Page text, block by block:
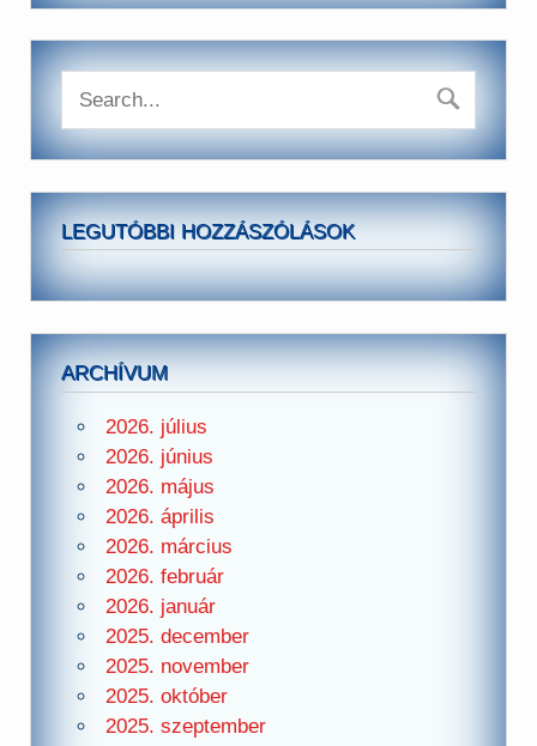
LEGUTÓBBI HOZZÁSZÓLÁSOK
ARCHÍVUM
2026. július
2026. június
2026. május
2026. április
2026. március
2026. február
2026. január
2025. december
2025. november
2025. október
2025. szeptember